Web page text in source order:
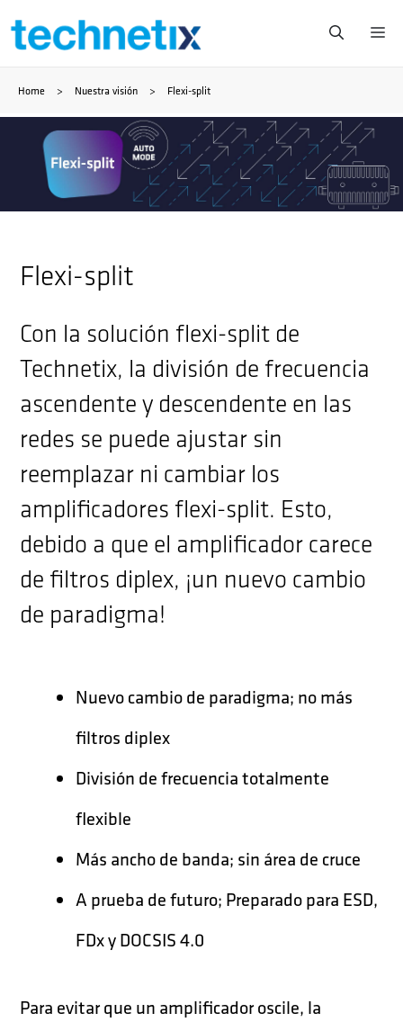
Saltar
contenido
Home > Nuestra visión > Flexi-split
Flexi-split
Con la solución flexi-split de
Technetix, la división de frecuencia
ascendente y descendente en las
redes se puede ajustar sin
reemplazar ni cambiar los
amplificadores flexi-split. Esto,
debido a que el amplificador carece
de filtros diplex, ¡un nuevo cambio
de paradigma!
Nuevo cambio de paradigma; no más
filtros diplex
División de frecuencia totalmente
flexible
Más ancho de banda; sin área de cruce
A prueba de futuro; Preparado para ESD,
FDx y DOCSIS 4.0
Para evitar que un amplificador oscile, la